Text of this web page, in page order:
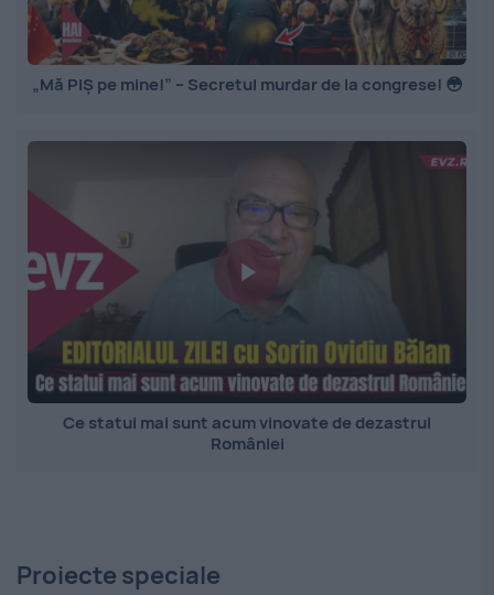
„Mă PIȘ pe mine!” – Secretul murdar de la congrese! 😳
Ce statui mai sunt acum vinovate de dezastrul
României
Proiecte speciale